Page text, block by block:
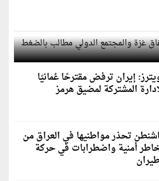
غزة والمجتمع الدولي مطالب
إيران ترفض مقترحًا عُمانيًا
المشتركة لمضيق هرمز
تحذر مواطنيها في العراق من
أمنية واضطرابات في حركة